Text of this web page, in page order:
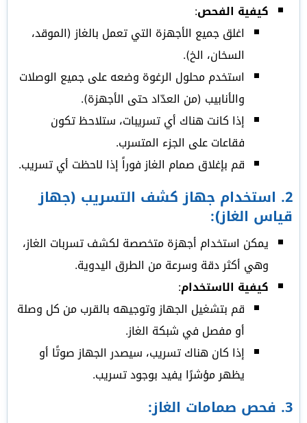
كيفية الفحص:
اغلق جميع الأجهزة التي تعمل بالغاز (الموقد،
السخان، الخ).
استخدم محلول الرغوة وضعه على جميع الوصلات
والأنابيب (من العدّاد حتى الأجهزة).
إذا كانت هناك أي تسريبات، ستلاحظ تكون
فقاعات على الجزء المتسرب.
قم بإغلاق صمام الغاز فوراً إذا لاحظت أي تسريب.
2. استخدام جهاز كشف التسريب (جهاز
قياس الغاز):
يمكن استخدام أجهزة متخصصة لكشف تسربات الغاز،
وهي أكثر دقة وسرعة من الطرق اليدوية.
كيفية الاستخدام:
قم بتشغيل الجهاز وتوجيهه بالقرب من كل وصلة
أو مفصل في شبكة الغاز.
إذا كان هناك تسريب، سيصدر الجهاز صوتًا أو
يظهر مؤشرًا يفيد بوجود تسريب.
3. فحص صمامات الغاز: